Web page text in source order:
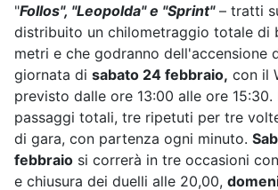
"Follos", "Leopolda" e "Sprint"– tratti
distribuito un chilometraggio totale di
metri e che godranno dell'accensione
giornata di sabato 24 febbraio, con il
previsto dalle ore 13:00 alle ore 15:30.
passaggi totali, tre ripetuti per tre
di gara, con partenza ogni minuto.
febbraio si correrà in tre occasioni
e chiusura dei duelli alle 20,00,